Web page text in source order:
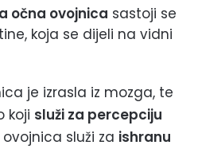
očna ovojnica sastoji se
koja se dijeli na vidni
je izrasla iz mozga, te
koji služi za percepciju
služi za ishranu